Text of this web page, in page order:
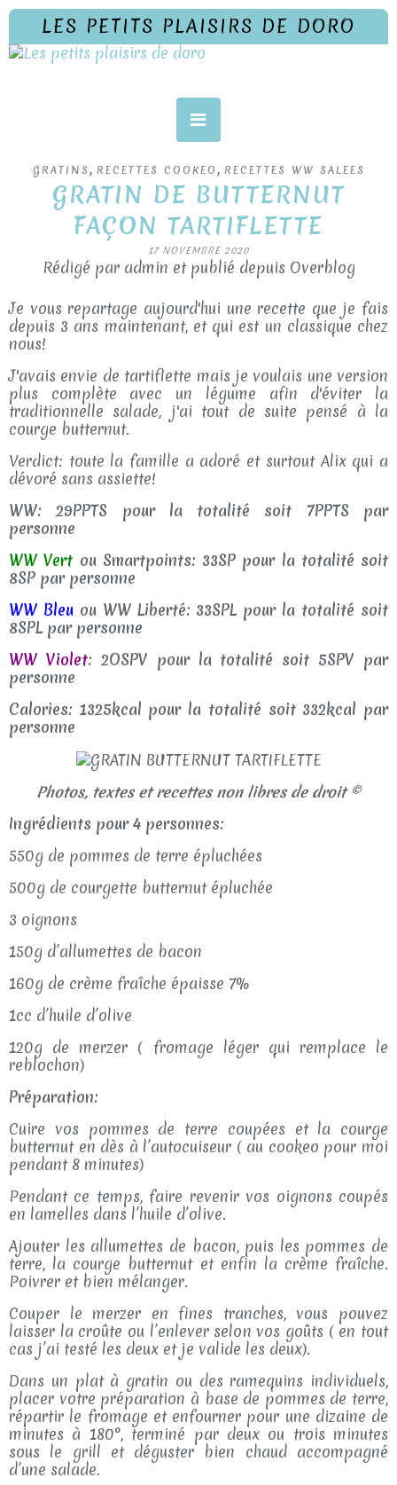
LES PETITS PLAISIRS DE DORO
GRATINS , RECETTES COOKEO , RECETTES WW SALEES
GRATIN DE BUTTERNUT
FAÇON TARTIFLETTE
17 NOVEMBRE 2020
Rédigé par admin et publié depuis Overblog
Je vous repartage aujourd'hui une recette que je fais
depuis 3 ans maintenant, et qui est un classique chez
nous!
J'avais envie de tartiflette mais je voulais une version
plus complète avec un légume afin d'éviter la
traditionnelle salade, j'ai tout de suite pensé à la
courge butternut.
Verdict: toute la famille a adoré et surtout Alix qui a
dévoré sans assiette!
WW: 29PPTS pour la totalité soit 7PPTS par
personne
WW Vert ou Smartpoints: 33SP pour la totalité soit
8SP par personne
WW Bleuou WW Liberté: 33SPL pour la totalité soit
8SPL par personne
WW Violet: 2OSPV pour la totalité soit 5SPV par
personne
Calories: 1325kcal pour la totalité soit 332kcal par
personne
Photos, textes et recettes non libres de droit ©
Ingrédients pour 4 personnes:
550g de pommes de terre épluchées
500g de courgette butternut épluchée
3 oignons
150g d’allumettes de bacon
160g de crème fraîche épaisse 7%
1cc d’huile d’olive
120g de merzer ( fromage léger qui remplace le
reblochon)
Préparation:
Cuire vos pommes de terre coupées et la courge
butternut en dès à l’autocuiseur ( au cookeo pour moi
pendant 8 minutes)
Pendant ce temps, faire revenir vos oignons coupés
en lamelles dans l’huile d’olive.
Ajouter les allumettes de bacon, puis les pommes de
terre, la courge butternut et enfin la crème fraîche.
Poivrer et bien mélanger.
Couper le merzer en fines tranches, vous pouvez
laisser la croûte ou l’enlever selon vos goûts ( en tout
cas j’ai testé les deux et je valide les deux).
Dans un plat à gratin ou des ramequins individuels,
placer votre préparation à base de pommes de terre,
répartir le fromage et enfourner pour une dizaine de
minutes à 180°, terminé par deux ou trois minutes
sous le grill et déguster bien chaud accompagné
d’une salade.